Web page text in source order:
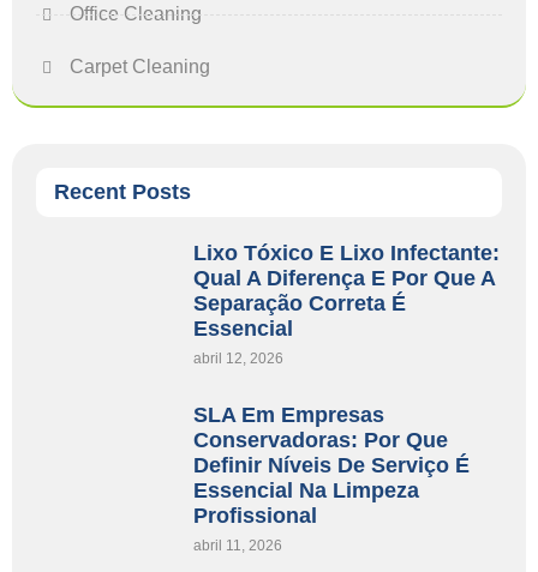
Office Cleaning
Carpet Cleaning
Recent Posts
Lixo Tóxico E Lixo Infectante:
Qual A Diferença E Por Que A
Separação Correta É
Essencial
abril 12, 2026
SLA Em Empresas
Conservadoras: Por Que
Definir Níveis De Serviço É
Essencial Na Limpeza
Profissional
abril 11, 2026